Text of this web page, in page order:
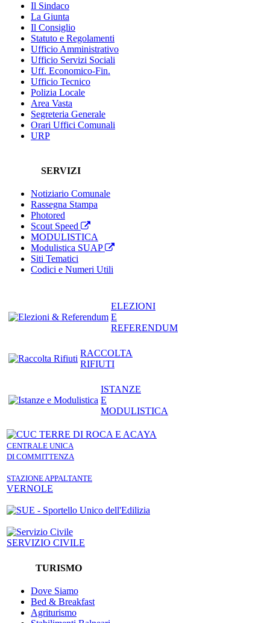
Il Sindaco
La Giunta
Il Consiglio
Statuto e Regolamenti
Ufficio Amministrativo
Ufficio Servizi Sociali
Uff. Economico-Fin.
Ufficio Tecnico
Polizia Locale
Area Vasta
Segreteria Generale
Orari Uffici Comunali
URP
SERVIZI
Notiziario Comunale
Rassegna Stampa
Photored
Scout Speed
MODULISTICA
Modulistica SUAP
Siti Tematici
Codici e Numeri Utili
ELEZIONI
E
REFERENDUM
RACCOLTA
RIFIUTI
ISTANZE
E
MODULISTICA
CENTRALE UNICA
DI COMMITTENZA
STAZIONE APPALTANTE
VERNOLE
SERVIZIO CIVILE
TURISMO
Dove Siamo
Bed & Breakfast
Agriturismo